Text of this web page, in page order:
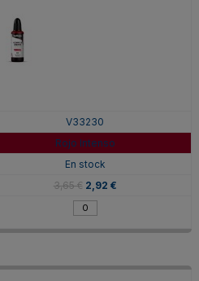
V33230
Rojo Intenso
En stock
3,65 € 2,92 €